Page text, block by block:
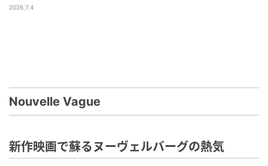
2026.7.4
Nouvelle Vague
新作映画で蘇るヌーヴェルバーグの熱気